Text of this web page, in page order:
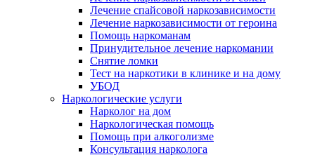
Лечение спайсовой наркозависимости
Лечение наркозависимости от героина
Помощь наркоманам
Принудительное лечение наркомании
Снятие ломки
Тест на наркотики в клинике и на дому
УБОД
Наркологические услуги
Нарколог на дом
Наркологическая помощь
Помощь при алкоголизме
Консультация нарколога